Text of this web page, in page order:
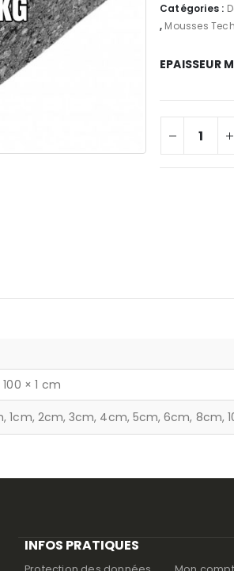
Catégories :
, Mousses
EPAISSEUR
100 × 1 cm
1cm, 2cm, 3cm, 4cm, 5cm, 6cm, 8cm,
INFOS PRATIQUES